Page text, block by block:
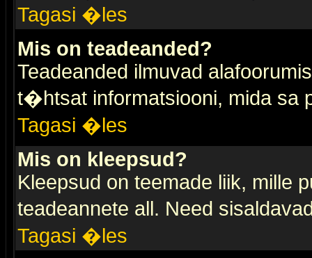
Tagasi �les
Mis on teadeanded?
Teadeanded ilmuvad
t�htsat informatsiooni, mida sa
Tagasi �les
Mis on kleepsud?
Kleepsud on teemade liik, mille
teadeannete all. Need
Tagasi �les